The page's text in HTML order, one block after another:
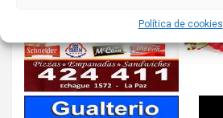
Política de cookies